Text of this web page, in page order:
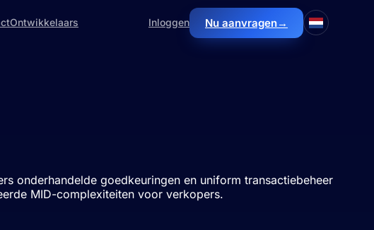
Ontwikkelaars Inloggen Nu aanvragen→
onderhandelde goedkeuringen en uniform transactiebeheer
MID-complexiteiten voor verkopers.